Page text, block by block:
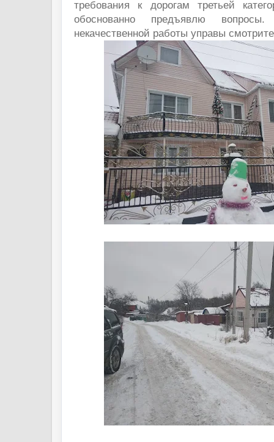
требования к дорогам третьей
обоснованно предъявлю вопросы.
некачественной работы управы